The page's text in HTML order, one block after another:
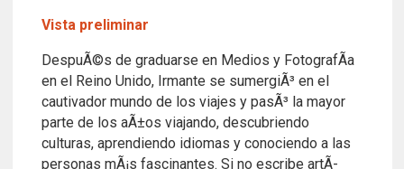
Vista preliminar
DespuÃ©s de graduarse en Medios y FotografÃ­a
en el Reino Unido, Irmante se sumergiÃ³ en el
cautivador mundo de los viajes y pasÃ³ la mayor
parte de los aÃ±os viajando, descubriendo
culturas, aprendiendo idiomas y conociendo a las
personas mÃ¡s fascinantes. Si no escribe artÃ­